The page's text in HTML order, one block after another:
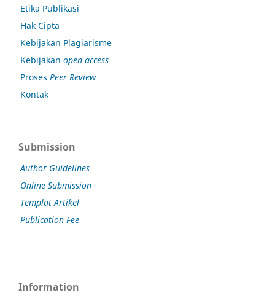
Etika Publikasi
Hak Cipta
Kebijakan Plagiarisme
Kebijakan open access
Proses Peer Review
Kontak
Submission
Author Guidelines
Online Submission
Templat Artikel
Publication Fee
Information